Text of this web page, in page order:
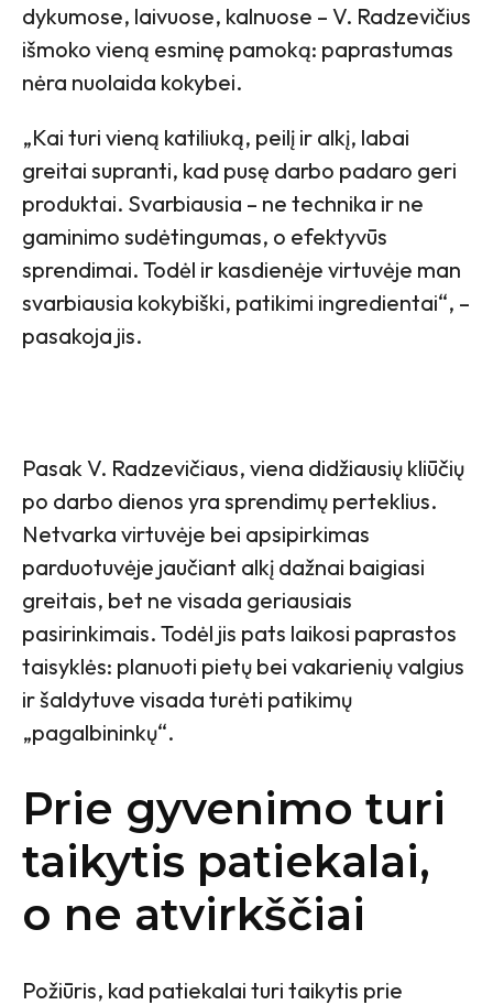
dykumose, laivuose, kalnuose – V. Radzevičius
išmoko vieną esminę pamoką: paprastumas
nėra nuolaida kokybei.
„Kai turi vieną katiliuką, peilį ir alkį, labai
greitai supranti, kad pusę darbo padaro geri
produktai. Svarbiausia – ne technika ir ne
gaminimo sudėtingumas, o efektyvūs
sprendimai. Todėl ir kasdienėje virtuvėje man
svarbiausia kokybiški, patikimi ingredientai“, –
pasakoja jis.
Pasak V. Radzevičiaus, viena didžiausių kliūčių
po darbo dienos yra sprendimų perteklius.
Netvarka virtuvėje bei apsipirkimas
parduotuvėje jaučiant alkį dažnai baigiasi
greitais, bet ne visada geriausiais
pasirinkimais. Todėl jis pats laikosi paprastos
taisyklės: planuoti pietų bei vakarienių valgius
ir šaldytuve visada turėti patikimų
„pagalbininkų“.
Prie gyvenimo turi
taikytis patiekalai,
o ne atvirkščiai
Požiūris, kad patiekalai turi taikytis prie